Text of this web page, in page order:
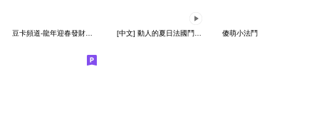
豆卡頻道-龍年迎春發財貼圖 [中文] 動人的夏日法國鬥牛犬 傻萌小法鬥